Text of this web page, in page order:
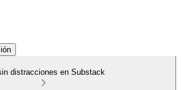
distracciones en Substack